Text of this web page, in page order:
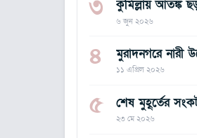
৩ কুমিল্লায় আতঙ্ক
৬ জুন ২০২৬
৪ মুরাদনগরে নারী
১১ এপ্রিল ২০২৬
৫ শেষ মুহূর্তের সংকট
২৩ মে ২০২৬